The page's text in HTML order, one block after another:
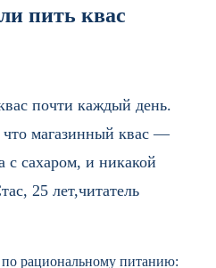
пить квас
почти каждый день.
что магазинный квас —
с сахаром, и никакой
25 лет,читатель
рациональному питанию: